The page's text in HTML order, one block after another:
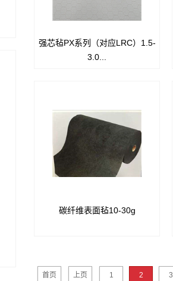
CORE PX 强芯毡
■用于闭模工艺成本解决方案
的
树脂，不饱和树脂、乙烯基酯、酚
醛树脂和环氧树脂
■适用于封闭式模具工艺，包括真
空导入、RTM轻型、RTM重型
强芯毡PX系列（对应LRC）1.5-
3.0...
碳纤维表面毡是由碳纤维短切丝短
气性高、吸附性强的特点。
碳纤维表面毡10-30g
首页 上页 1 2 3